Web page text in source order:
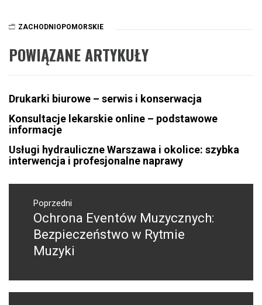
ZACHODNIOPOMORSKIE
POWIĄZANE ARTYKUŁY
Drukarki biurowe – serwis i konserwacja
Konsultacje lekarskie online – podstawowe
informacje
Usługi hydrauliczne Warszawa i okolice: szybka
interwencja i profesjonalne naprawy
Nawigacja
wpisuPoprzedni
Poprzedni
wpis:
Ochrona Eventów Muzycznych:
Bezpieczeństwo w Rytmie
Muzyki